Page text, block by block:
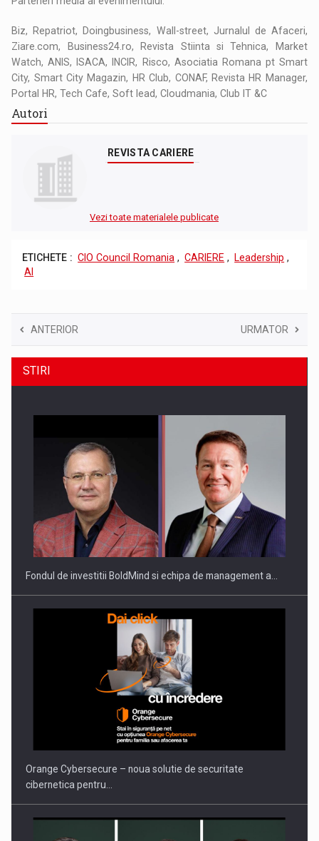
Biz, Repatriot, Doingbusiness, Wall-street, Jurnalul de Afaceri,
Ziare.com, Business24.ro, Revista Stiinta si Tehnica, Market
Watch, ANIS, ISACA, INCIR, Risco, Asociatia Romana pt Smart
City, Smart City Magazin, HR Club, CONAF, Revista HR Manager,
Portal HR, Tech Cafe, Soft lead, Cloudmania, Club IT &C
Autori
REVISTA CARIERE
Vezi toate materialele publicate
ETICHETE : CIO Council Romania , CARIERE , Leadership ,
AI
ANTERIOR URMATOR
STIRI
Fondul de investitii BoldMind si echipa de management a…
Orange Cybersecure – noua solutie de securitate
cibernetica pentru…